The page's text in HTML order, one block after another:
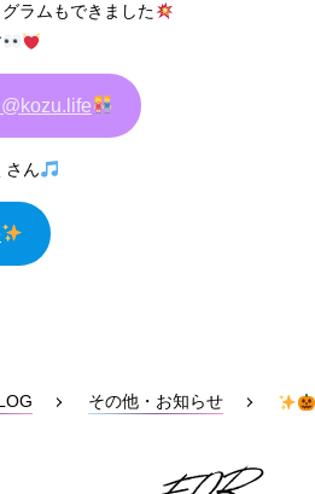
ラムもできました
さん
その他・お知らせ